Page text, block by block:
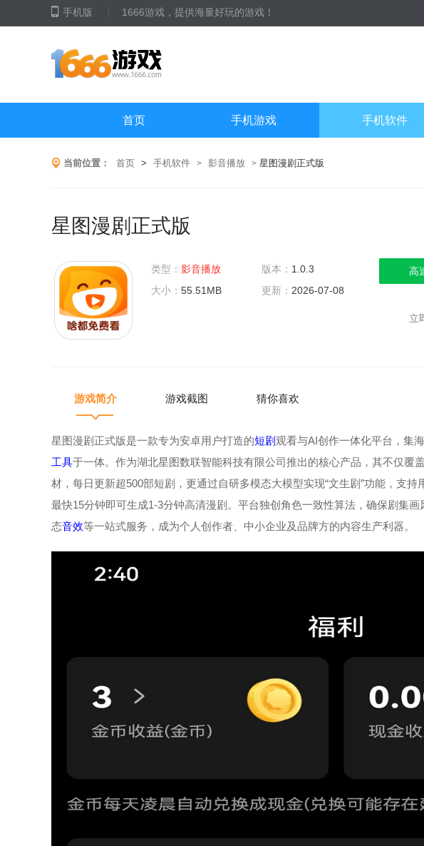
手机版 1666游戏，提供海量好玩的游戏！
首页 手机游戏 手机软件
当前位置： 首页 > 手机软件 > 影音播放 > 星图漫剧正式版
星图漫剧正式版
类型： 影音播放 版本： 1.0.3
大小： 55.51MB 更新： 2026-07-08
高
立
游戏简介 游戏截图 猜你喜欢
星图漫剧正式版是一款专为安卓用户打造的短剧观看与AI创作一体化平台，集
工具于一体。作为湖北星图数联智能科技有限公司推出的核心产品，其不仅覆
材，每日更新超500部短剧，更通过自研多模态大模型实现“文生剧”功能，支持
最快15分钟即可生成1-3分钟高清漫剧。平台独创角色一致性算法，确保剧集画
态音效等一站式服务，成为个人创作者、中小企业及品牌方的内容生产利器。